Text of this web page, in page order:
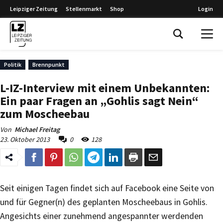
Leipziger Zeitung Stellenmarkt Shop Login
Politik Brennpunkt
L-IZ-Interview mit einem Unbekannten:
Ein paar Fragen an „Gohlis sagt Nein“
zum Moscheebau
Von Michael Freitag
23. Oktober 2013
0 128
Seit einigen Tagen findet sich auf Facebook eine Seite von
und für Gegner(n) des geplanten Moscheebaus in Gohlis.
Angesichts einer zunehmend angespannter werdenden